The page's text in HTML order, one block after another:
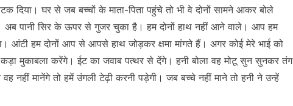
दिया। घर से जब बच्चों के माता-पिता पहुंचे तो भी वे दोनों सामने आकर बोले
पानी सिर के ऊपर से गुजर चुका है। हम दोनों हाथ नहीं आने वाले। आप हम
आंटी हम दोनों आप से आपसे हाथ जोड़कर क्षमा मांगते हैं। अगर कोई मेरे भाई को
कड़ा मुकाबला करेंगे। ईट का जवाब पत्थर से देंगे। हनी बोला वह मोटू सुन सुनकर तंग
नहीं मानेंगे तो हमें उंगली टेढ़ी करनी पड़ेगी। जब बच्चे नहीं माने तो हनी ने उन्हें